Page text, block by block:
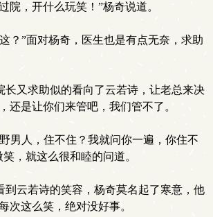
院，开什么玩笑！”杨奇说道。
？”面对杨奇，医生也是有点无奈，求助
长又求助似的看向了云若诗，让老总来决
还是让你们来管吧，我们管不了。
男人，住不住？我就问你一遍，你住不
，就这么很和睦的问道。
到云若诗的笑容，杨奇莫名起了寒意，他
次这么笑，绝对没好事。